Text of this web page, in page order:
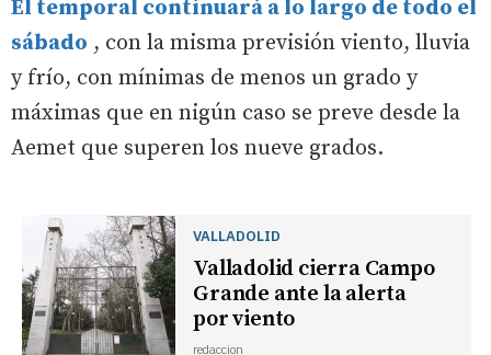
El temporal continuará a lo largo de todo el
sábado , con la misma previsión viento, lluvia
y frío, con mínimas de menos un grado y
máximas que en nigún caso se preve desde la
Aemet que superen los nueve grados.
VALLADOLID
Valladolid cierra Campo
Grande ante la alerta
por viento
redaccion